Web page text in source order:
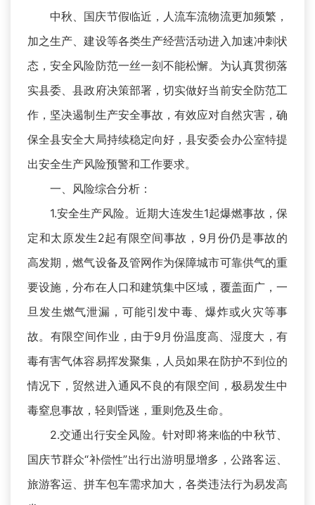
中秋、国庆节假临近，人流车流物流更加频繁，
加之生产、建设等各类生产经营活动进入加速冲刺状
态，安全风险防范一丝一刻不能松懈。为认真贯彻落
实县委、县政府决策部署，切实做好当前安全防范工
作，坚决遏制生产安全事故，有效应对自然灾害，确
保全县安全大局持续稳定向好，县安委会办公室特提
出安全生产风险预警和工作要求。
一、风险综合分析：
1.安全生产风险。近期大连发生1起爆燃事故，保
定和太原发生2起有限空间事故，9月份仍是事故的
高发期，燃气设备及管网作为保障城市可靠供气的重
要设施，分布在人口和建筑集中区域，覆盖面广，一
旦发生燃气泄漏，可能引发中毒、爆炸或火灾等事
故。有限空间作业，由于9月份温度高、湿度大，有
毒有害气体容易挥发聚集，人员如果在防护不到位的
情况下，贸然进入通风不良的有限空间，极易发生中
毒窒息事故，轻则昏迷，重则危及生命。
2.交通出行安全风险。针对即将来临的中秋节、
国庆节群众“补偿性”出行出游明显增多，公路客运、
旅游客运、拼车包车需求加大，各类违法行为易发高